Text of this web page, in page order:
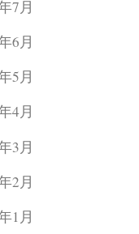
7月
6月
5月
4月
3月
2月
1月